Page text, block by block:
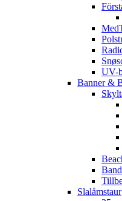
UV-
Banner &
Slalåmstaur